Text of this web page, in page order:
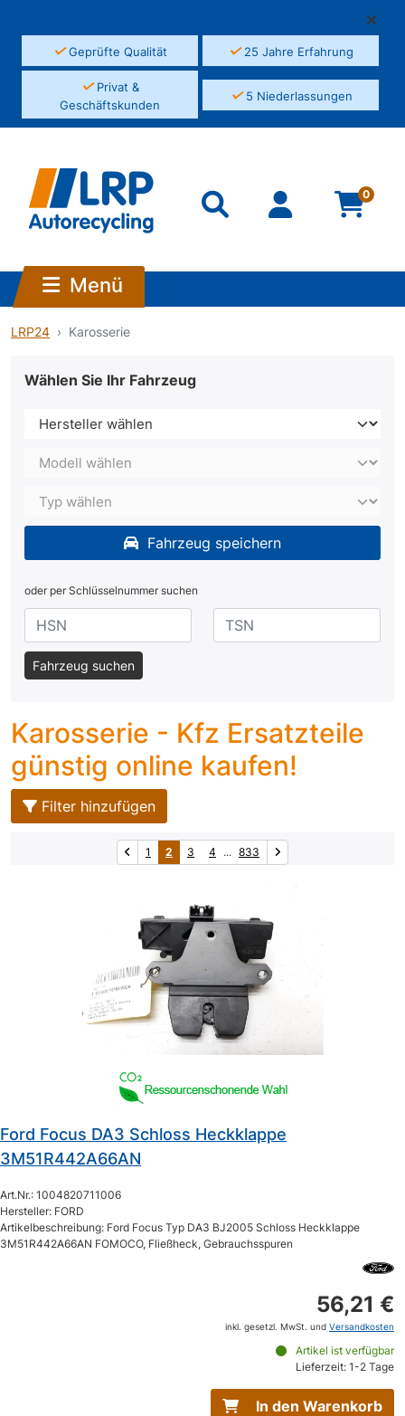
✓Geprüfte Qualität ✓25 Jahre Erfahrung
✓Privat &
Geschäftskunden
✓5 Niederlassungen
0
Menü
LRP24 Karosserie
Wählen Sie Ihr Fahrzeug
Fahrzeug speichern
oder per Schlüsselnummer suchen
Fahrzeug suchen
Karosserie - Kfz Ersatzteile
günstig online kaufen!
Filter hinzufügen
1 2 3 4 ... 833
Ford Focus DA3 Schloss Heckklappe
3M51R442A66AN
Art.Nr.: 1004820711006
Hersteller: FORD
Artikelbeschreibung: Ford Focus Typ DA3 BJ2005 Schloss Heckklappe
3M51R442A66AN FOMOCO, Fließheck, Gebrauchsspuren
56,21 €
inkl. gesetzl. MwSt. und Versandkosten
Artikel ist verfügbar
Lieferzeit: 1-2 Tage
In den Warenkorb